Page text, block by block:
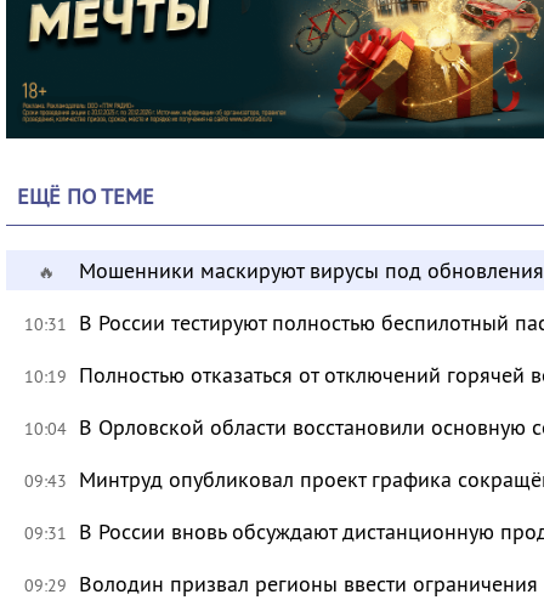
ЕЩЁ ПО ТЕМЕ
🔥 Мошенники маскируют вирусы под
10:31 В России тестируют полностью беспилотный
10:19 Полностью отказаться от отключений горячей
10:04 В Орловской области восстановили основную
09:43 Минтруд опубликовал проект графика
09:31 В России вновь обсуждают дистанционную
09:29 Володин призвал регионы ввести